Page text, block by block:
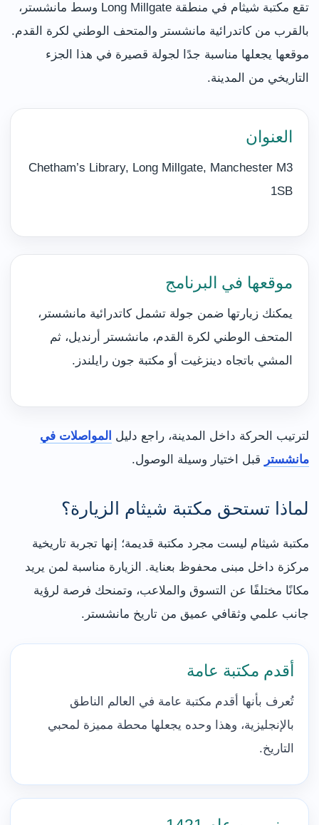
تقع مكتبة شيثام في منطقة Long Millgate وسط مانشستر،
بالقرب من كاتدرائية مانشستر والمتحف الوطني لكرة القدم.
موقعها يجعلها مناسبة جدًا لجولة قصيرة في هذا الجزء
التاريخي من المدينة.
العنوان
Chetham’s Library, Long Millgate, Manchester M3
1SB
موقعها في البرنامج
يمكنك زيارتها ضمن جولة تشمل كاتدرائية مانشستر،
المتحف الوطني لكرة القدم، مانشستر أرنديل، ثم
المشي باتجاه دينزغيت أو مكتبة جون رايلندز.
لترتيب الحركة داخل المدينة، راجع دليل المواصلات في
مانشستر قبل اختيار وسيلة الوصول.
لماذا تستحق مكتبة شيثام الزيارة؟
مكتبة شيثام ليست مجرد مكتبة قديمة؛ إنها تجربة تاريخية
مركزة داخل مبنى محفوظ بعناية. الزيارة مناسبة لمن يريد
مكانًا مختلفًا عن التسوق والملاعب، وتمنحك فرصة لرؤية
جانب علمي وثقافي عميق من تاريخ مانشستر.
أقدم مكتبة عامة
تُعرف بأنها أقدم مكتبة عامة في العالم الناطق
بالإنجليزية، وهذا وحده يجعلها محطة مميزة لمحبي
التاريخ.